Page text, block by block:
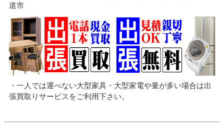
道市
・一人では運べない大型家具・大型家電や量が多い場合は出
張買取りサービスをご利用下さい。